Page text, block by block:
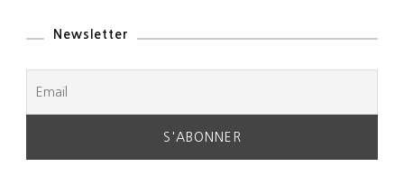
Newsletter